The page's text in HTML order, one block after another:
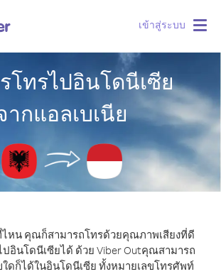
เข้าสู่ระบบ
โทรไปอินโดนีเซีย
ากแอลเบเนีย
หน คุณก็สามารถโทรด้วยคุณภาพเสียงที่ดี
ปอินโดนีเซียได้ ด้วย Viber Outคุณสามารถ
ใดก็ได้ในอินโดนีเซีย ทั้งหมายเลขโทรศัพท์